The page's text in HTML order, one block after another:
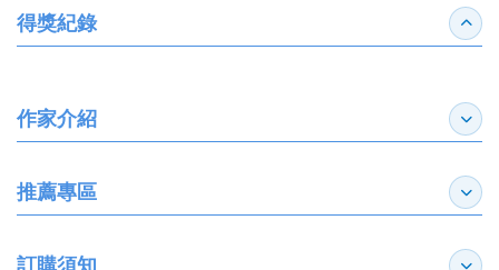
得獎紀錄 收合
作家介紹 展開
推薦專區 展開
訂購須知